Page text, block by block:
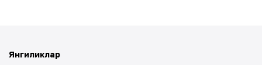
Янгиликлар